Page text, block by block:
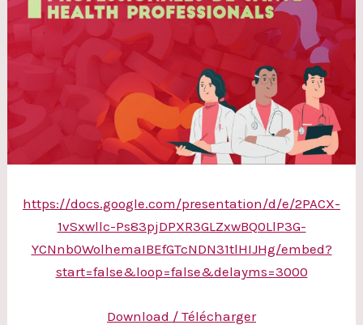
https://docs.google.com/presentation/d/e/2PACX-
1vSxwllc-Ps83pjDPXR3GLZxwBQ0LlP3G-
YCNnb0WolhemaIBEfGTcNDN31tlHIJHg/embed?
start=false&loop=false&delayms=3000
Download / Télécharger